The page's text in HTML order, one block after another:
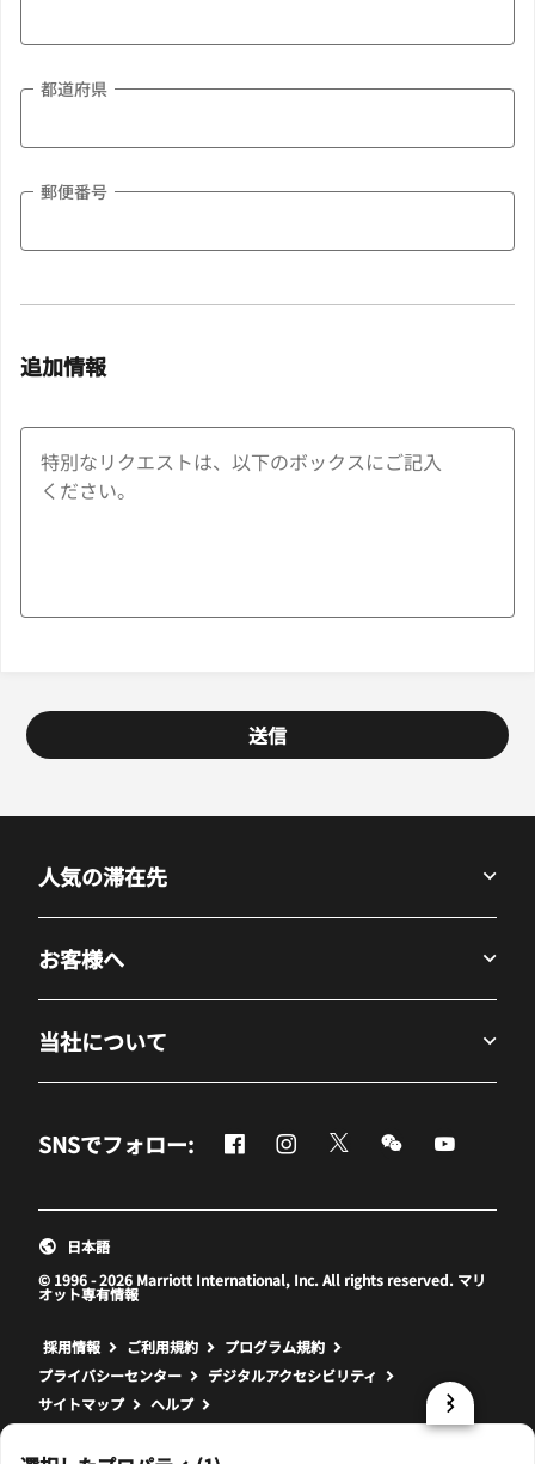
都道府県
郵便番号
追加情報
送信
人気の滞在先
お客様へ
当社について
SNSでフォロー: Facebook
新しいウィンドウで開く
Instagram
新しいウィンドウで開く
Twitter
新しいウィンドウで開
Messenger
新しいウィンド
新しいウ
© 1996 - 2026 Marriott International, Inc. All rights reserved. マリ
オット専有情報
日本語
採用情報 新しいウィンドウで開く
ご利用規約
プログラム規約
プライバシーセンター
デジタルアクセシビリティ
サイトマップ
ヘルプ
prod31,EE50C134-86EB-5928-BBDC-5F498A51E22A,NA